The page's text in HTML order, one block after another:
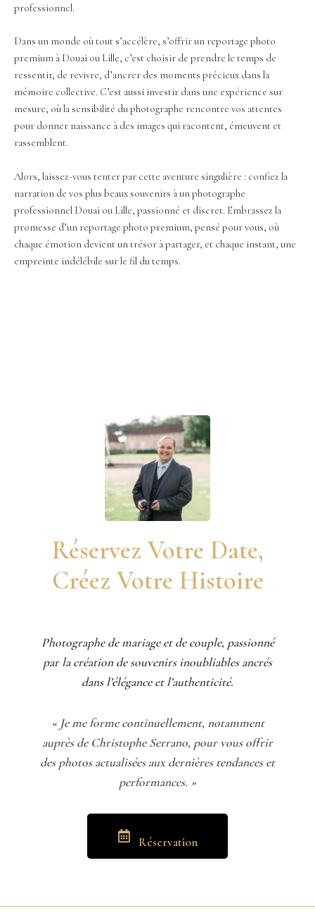
professionnel.
Dans un monde où tout s’accélère, s’offrir un reportage photo
premium à Douai ou Lille, c’est choisir de prendre le temps de
ressentir, de revivre, d’ancrer des moments précieux dans la
mémoire collective. C’est aussi investir dans une expérience sur
mesure, où la sensibilité du photographe rencontre vos attentes
pour donner naissance à des images qui racontent, émeuvent et
rassemblent.
Alors, laissez-vous tenter par cette aventure singulière : confiez la
narration de vos plus beaux souvenirs à un photographe
professionnel Douai ou Lille, passionné et discret. Embrassez la
promesse d’un reportage photo premium, pensé pour vous, où
chaque émotion devient un trésor à partager, et chaque instant, une
empreinte indélébile sur le fil du temps.
Réservez Votre Date,
Créez Votre Histoire
Photographe de mariage et de couple, passionné
par la création de souvenirs inoubliables ancrés
dans l’élégance et l’authenticité.
« Je me forme continuellement, notamment
auprès de Christophe Serrano, pour vous offrir
des photos actualisées aux dernières tendances et
performances. »
Réservation